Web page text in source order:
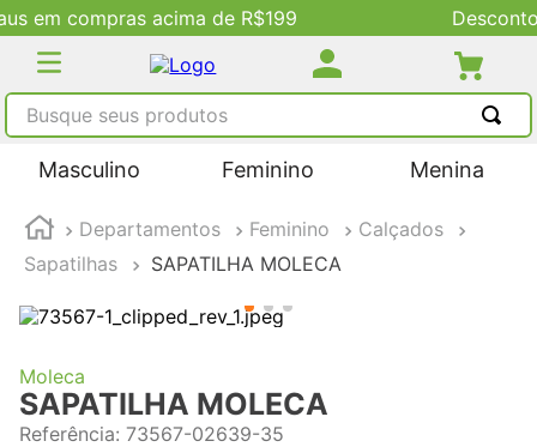
Descontos Exclusivos no Site
Busque seus produtos
Masculino Feminino Menina
Departamentos Feminino
Calçados
Sapatilhas
SAPATILHA MOLECA
Moleca
SAPATILHA MOLECA
Referência: 73567-02639-35
TERMOS MAIS BUSCADOS
2
tenis feminino
4º
adidas
5